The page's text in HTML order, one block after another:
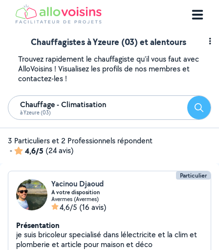
Chauffagistes à Yzeure (03) et alentours
Trouvez rapidement le chauffagiste qu'il vous faut avec
AlloVoisins ! Visualisez les profils de nos membres et
contactez-les !
Chauffage - Climatisation
à Yzeure (03)
3 Particuliers et 2 Professionnels répondent
-
4,6/5 (24 avis)
Particulier
Yacinou Djaoud
A votre disposition
Avermes (Avermes)
4,6/5 (16 avis)
Présentation
je suis bricoleur specialisé dans lélectricite et la clim et
plomberie et article pour maison et déco